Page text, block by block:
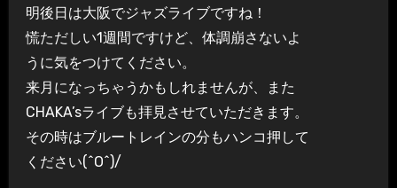
明後日は大阪でジャズライブですね！
慌ただしい1週間ですけど、体調崩さないよ
うに気をつけてください。
来月になっちゃうかもしれませんが、また
CHAKA’sライブも拝見させていただきます。
その時はブルートレインの分もハンコ押して
ください(^O^)/